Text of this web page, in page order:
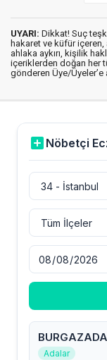
UYARI: Dikkat! Suç
hakaret ve küfür
ahlaka aykırı, kişilik
içeriklerden doğan her
gönderen Üye/Üyeler’e